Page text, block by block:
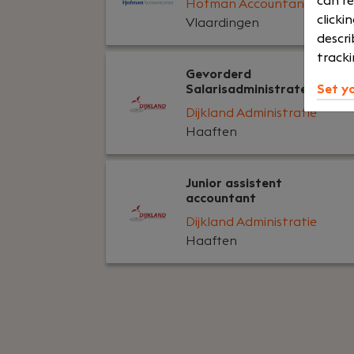
Hofman Accountants
Vlaardingen
Gevorderd
Salarisadministrateur
Dijkland Administratie
Haaften
Junior assistent
accountant
Dijkland Administratie
Haaften
Set